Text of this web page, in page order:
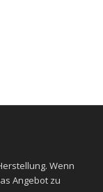
Wenn
Angebot zu